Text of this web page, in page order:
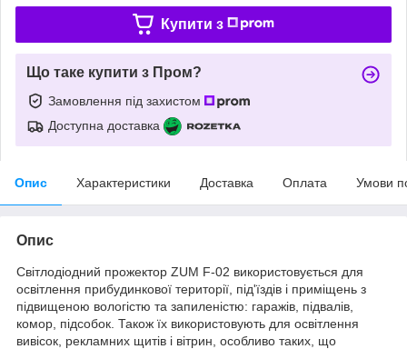
Купити з
Що таке купити з Пром?
Замовлення під захистом
Доступна доставка
Опис Характеристики Доставка Оплата Умови
Опис
Світлодіодний прожектор ZUM F-02 використовується для
освітлення прибудинкової території, під'їздів і приміщень з
підвищеною вологістю та запиленістю: гаражів, підвалів,
комор, підсобок. Також їх використовують для освітлення
вивісок, рекламних щитів і вітрин, особливо таких, що